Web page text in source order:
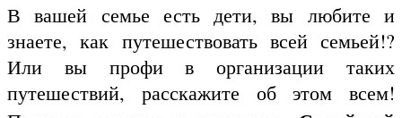
В вашей семье есть дети, вы любите и
знаете, как путешествовать всей семьей!?
Или вы профи в организации таких
путешествий, расскажите об этом всем!